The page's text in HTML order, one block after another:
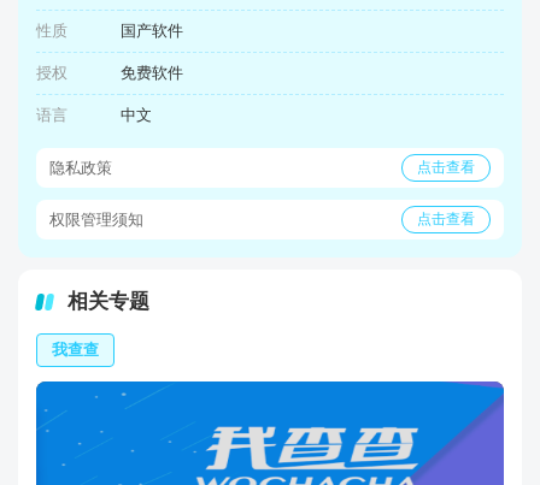
性质 国产软件
授权 免费软件
语言 中文
隐私政策 点击查看
权限管理须知 点击查看
相关专题
我查查